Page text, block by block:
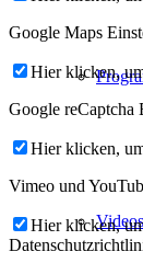
Videos
Google Maps
Hier klicken,
Google reCaptcha
Hier klicken,
Vimeo und
Hier klicken,